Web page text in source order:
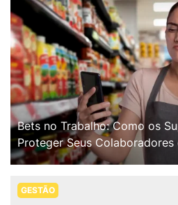
Bets no Trabalho: Como os
Proteger Seus
GESTÃO